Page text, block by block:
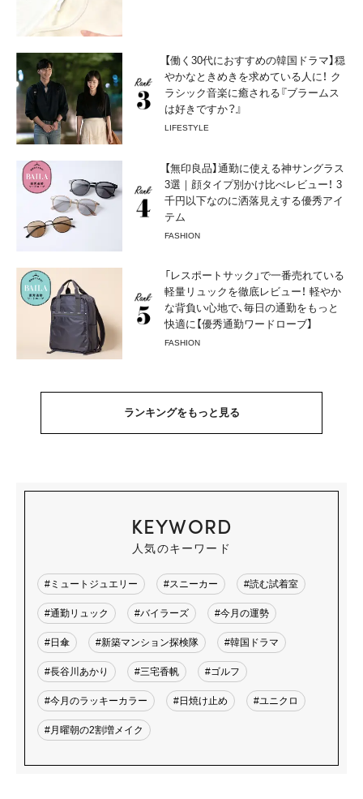
【働く30代におすすめの韓国ドラマ】穏
やかなときめきを求めている人に！ ク
ラシック音楽に癒される『ブラームス
は好きですか？』
LIFESTYLE
【無印良品】通勤に使える神サングラス
3選｜顔タイプ別かけ比べレビュー！ 3
千円以下なのに洒落見えする優秀アイ
テム
FASHION
「レスポートサック」で一番売れている
軽量リュックを徹底レビュー！ 軽やか
な背負い心地で、毎日の通勤をもっと
快適に【優秀通勤ワードローブ】
FASHION
ランキングをもっと見る
KEYWORD
人気のキーワード
#ミュートジュエリー #スニーカー #読む試着室
#通勤リュック #バイラーズ #今月の運勢
#日傘 #新築マンション探検隊 #韓国ドラマ
#長谷川あかり #三宅香帆 #ゴルフ
#今月のラッキーカラー #日焼け止め #ユニクロ
#月曜朝の2割増メイク